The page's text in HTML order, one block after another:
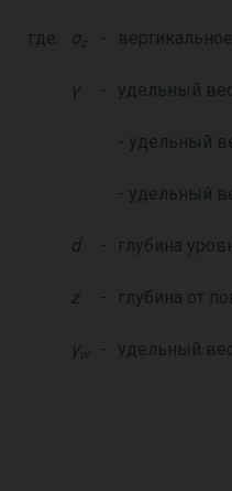
где: σ z -
γ - удельный
- удельный
- удельный
d - глубина
z - глубина от
γ w - удельный